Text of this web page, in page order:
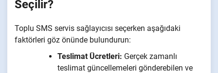
Seçilir?
Toplu SMS servis sağlayıcısı seçerken aşağıdaki
faktörleri göz önünde bulundurun:
Teslimat Ücretleri: Gerçek zamanlı
teslimat güncellemeleri gönderebilen ve